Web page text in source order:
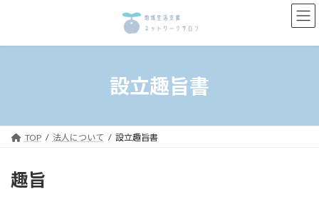
ン
ー
設立趣旨書
TOP 法人について 設立趣旨書
趣旨